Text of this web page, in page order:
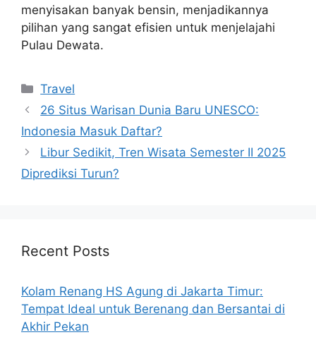
menyisakan banyak bensin, menjadikannya
pilihan yang sangat efisien untuk menjelajahi
Pulau Dewata.
Categories
Travel
26 Situs Warisan Dunia Baru UNESCO:
Indonesia Masuk Daftar?
Libur Sedikit, Tren Wisata Semester II 2025
Diprediksi Turun?
Recent Posts
Kolam Renang HS Agung di Jakarta Timur:
Tempat Ideal untuk Berenang dan Bersantai di
Akhir Pekan